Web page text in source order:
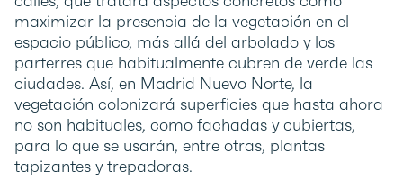
maximizar la presencia de la vegetación en el
espacio público, más allá del arbolado y los
parterres que habitualmente cubren de verde las
ciudades. Así, en Madrid Nuevo Norte, la
vegetación colonizará superficies que hasta ahora
no son habituales, como fachadas y cubiertas,
para lo que se usarán, entre otras, plantas
tapizantes y trepadoras.